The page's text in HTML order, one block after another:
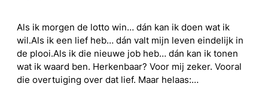
Als ik morgen de lotto win… dán kan ik doen wat ik
wil.Als ik een lief heb… dán valt mijn leven eindelijk in
de plooi.Als ik die nieuwe job heb… dán kan ik tonen
wat ik waard ben. Herkenbaar? Voor mij zeker. Vooral
die overtuiging over dat lief. Maar helaas:…